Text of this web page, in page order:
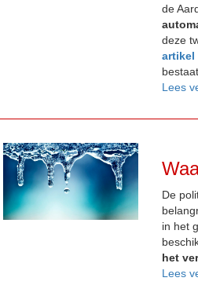
de
deze
artikel
bestaat.
Lees
De
in het
het
Lees